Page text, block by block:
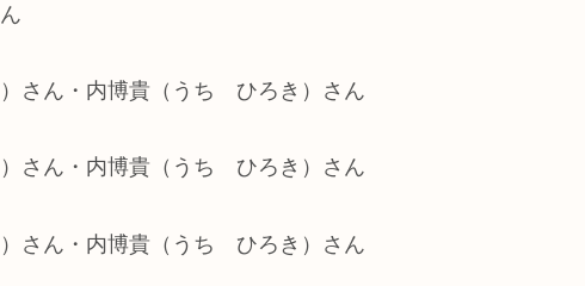
さん・内博貴（うち ひろき）さん
さん・内博貴（うち ひろき）さん
さん・内博貴（うち ひろき）さん